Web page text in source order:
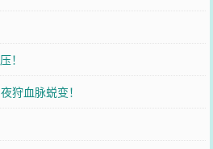
！
狩血脉蜕变！